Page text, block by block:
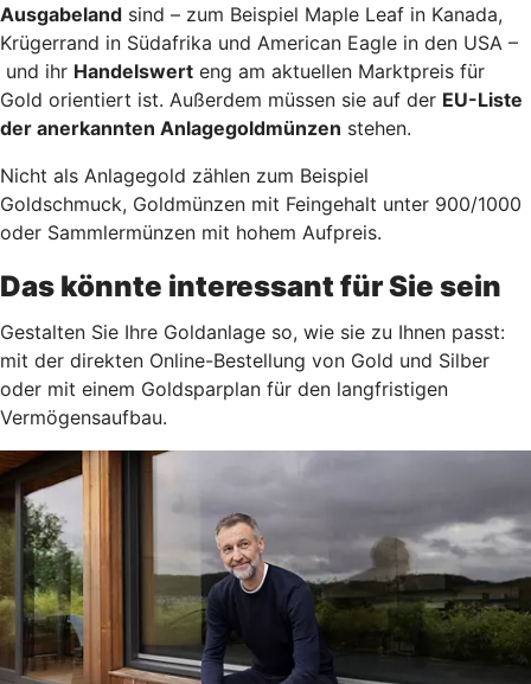
Ausgabeland sind – zum Beispiel Maple Leaf in Kanada,
Krügerrand in Südafrika und American Eagle in den USA –
und ihr Handelswert eng am aktuellen Marktpreis für
Gold orientiert ist. Außerdem müssen sie auf der EU-Liste
der anerkannten Anlagegoldmünzen stehen.
Nicht als Anlagegold zählen zum Beispiel
Goldschmuck, Goldmünzen mit Feingehalt unter 900/1000
oder Sammlermünzen mit hohem Aufpreis.
Das könnte interessant für Sie sein
Gestalten Sie Ihre Goldanlage so, wie sie zu Ihnen passt:
mit der direkten Online-Bestellung von Gold und Silber
oder mit einem Goldsparplan für den langfristigen
Vermögensaufbau.